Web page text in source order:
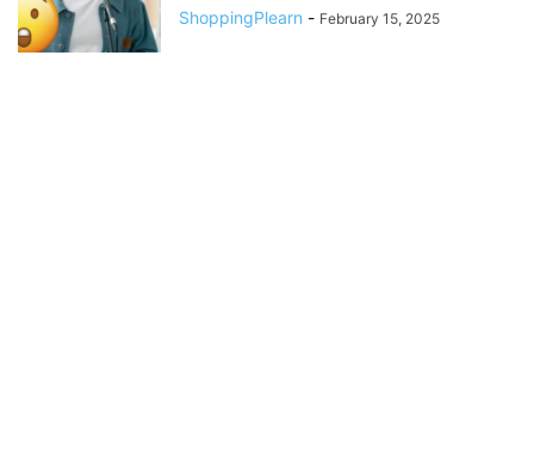
ShoppingPlearn - February 15, 2025